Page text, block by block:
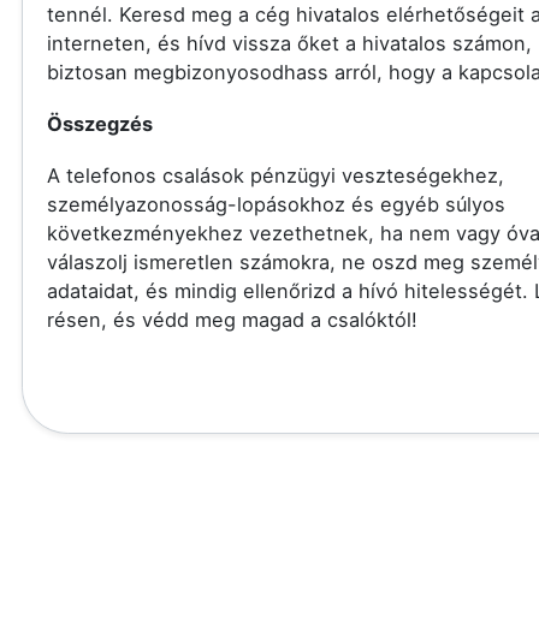
tennél. Keresd meg a cég hivatalos elérhetőségeit
interneten, és hívd vissza őket a hivatalos számon,
biztosan megbizonyosodhass arról, hogy a
Összegzés
A telefonos csalások pénzügyi veszteségekhez,
személyazonosság-lopásokhoz és egyéb súlyos
következményekhez vezethetnek, ha nem vagy
válaszolj ismeretlen számokra, ne oszd meg
adataidat, és mindig ellenőrizd a hívó hitelességét.
résen, és védd meg magad a csalóktól!